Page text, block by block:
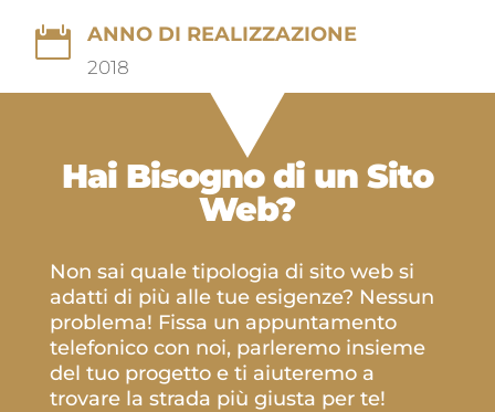
 ANNO DI REALIZZAZIONE
2018
Hai Bisogno di un Sito
Web?
Non sai quale tipologia di sito web si
adatti di più alle tue esigenze? Nessun
problema! Fissa un appuntamento
telefonico con noi, parleremo insieme
del tuo progetto e ti aiuteremo a
trovare la strada più giusta per te!